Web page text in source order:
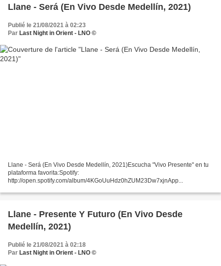
Llane - Será (En Vivo Desde Medellín, 2021)
Publié le 21/08/2021 à 02:23
Par Last Night in Orient - LNO ©
Llane - Será (En Vivo Desde Medellín, 2021)Escucha "Vivo Presente" en tu
plataforma favorita:Spotify:
http://open.spotify.com/album/4KGoUuHdz0hZUM23Dw7xjnApp...
Llane - Presente Y Futuro (En Vivo Desde
Medellín, 2021)
Publié le 21/08/2021 à 02:18
Par Last Night in Orient - LNO ©